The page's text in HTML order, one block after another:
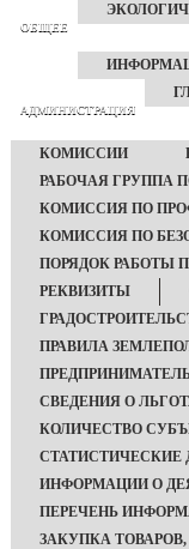
ОБЩЕЕ
АДМИНИСТРАЦИЯ
КОМИССИИ
РАБОЧАЯ ГРУППА
КОМИССИЯ ПО
КОМИССИЯ ПО
ПОРЯДОК РАБОТЫ
РЕКВИЗИТЫ
ПРАВИЛА
СВЕДЕНИЯ О
КОЛИЧЕСТВО
СТАТИСТИЧЕСКИЕ
ИНФОРМАЦИИ О
ПЕРЕЧЕНЬ
ЗАКУПКА